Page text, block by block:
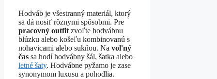
Hodváb je všestranný materiál, ktorý
sa dá nosiť rôznymi spôsobmi. Pre
pracovný outfit zvoľte hodvábnu
blúzku alebo košeľu kombinovanú s
nohavicami alebo sukňou. Na voľný
čas sa hodí hodvábny šál, šatka alebo
letné šaty. Hodvábne pyžamo je zase
synonymom luxusu a pohodlia.